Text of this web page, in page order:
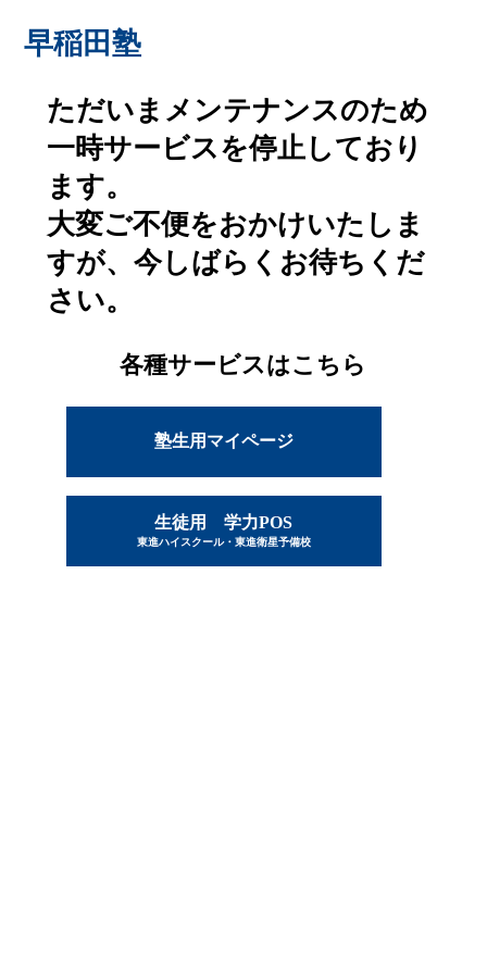
早稲田塾
ただいまメンテナンスのため
一時サービスを停止しており
ます。
大変ご不便をおかけいたしま
すが、今しばらくお待ちくだ
さい。
各種サービスはこちら
塾生用マイページ
生徒用 学力POS
東進ハイスクール・東進衛星予備校